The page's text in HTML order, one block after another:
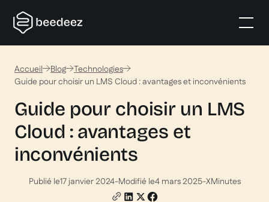
Accueil Blog
Technologies
Guide pour choisir un LMS Cloud : avantages et inconvénients
Guide pour choisir un LMS
Cloud : avantages et
inconvénients
Publié le17 janvier 2024-Modifié le4 mars 2025-XMinutes